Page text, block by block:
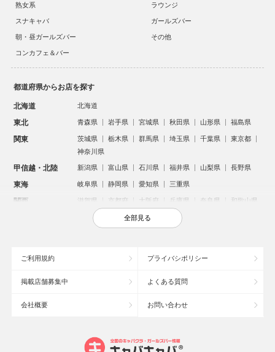
熟女系
ラウンジ
スナキャバ
ガールズバー
朝・昼ガールズバー
その他
コンカフェ＆バー
都道府県からお店を探す
北海道 北海道
東北 青森県 岩手県 宮城県 秋田県 山形県 福島県
関東 茨城県 栃木県 群馬県 埼玉県 千葉県
東京都
神奈川県
甲信越・北陸 新潟県 富山県 石川県 福井県 山梨県 長野県
東海 岐阜県 静岡県 愛知県 三重県
関西 滋賀県 京都府 大阪府 兵庫県 奈良県 和歌山県
鳥取県 島根県 岡山県 広島県
沖縄県
大宮のキャバクラ 六本木のキャバクラ
全部見る
ご利用規約 プライバシポリシー
掲載店舗募集中 よくある質問
会社概要 お問い合わせ